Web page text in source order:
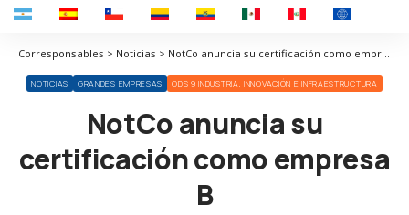
Corresponsables > Noticias > NotCo anuncia su certificación como empresa B
NOTICIAS GRANDES EMPRESAS ODS 9 INDUSTRIA, INNOVACIÓN E INFRAESTRUCTURA
NotCo anuncia su
certificación como empresa
B